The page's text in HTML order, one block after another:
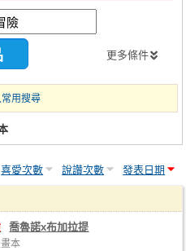
更多條件
用搜尋
喜愛次數 說讚次數 發表日期
喬魯諾x布加拉提
本